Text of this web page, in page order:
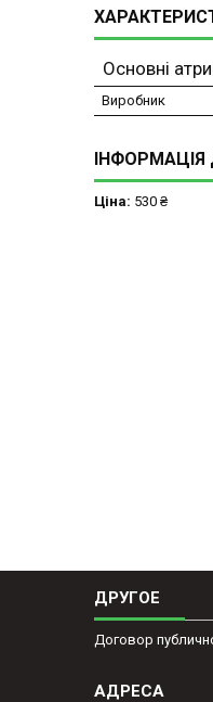
Основні
Виробник
Ціна: 530 ₴
ДРУГОЕ
Договор